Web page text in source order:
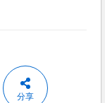
分享